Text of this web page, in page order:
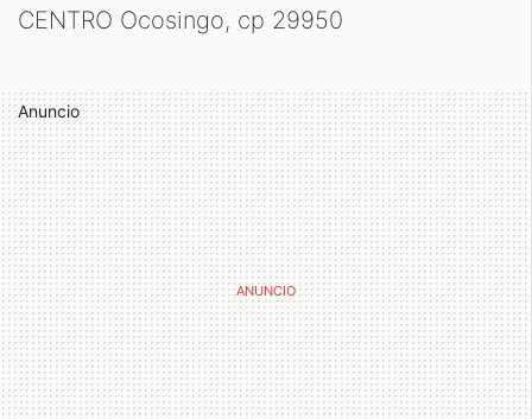
CENTRO Ocosingo, cp 29950
Anuncio